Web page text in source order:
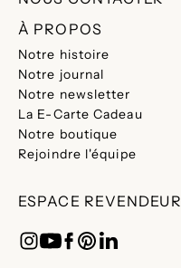
À PROPOS
Notre histoire
Notre journal
Notre newsletter
La E-Carte Cadeau
Notre boutique
Rejoindre l'équipe
ESPACE REVENDEUR